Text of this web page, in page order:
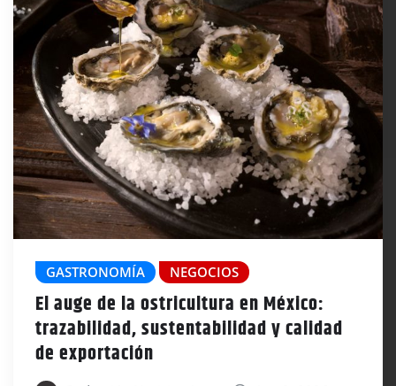
GASTRONOMÍA NEGOCIOS
El auge de la ostricultura en México:
trazabilidad, sustentabilidad y calidad
de exportación